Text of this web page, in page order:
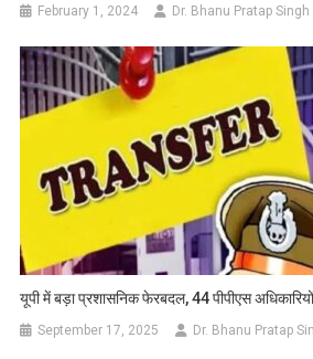
February 1, 2024 Dr. Bhanu Pratap Singh
यूपी में बड़ा प्रशासनिक फेरबदल, 44 पीपीएस
September 17, 2025 Dr. Bhanu Pratap